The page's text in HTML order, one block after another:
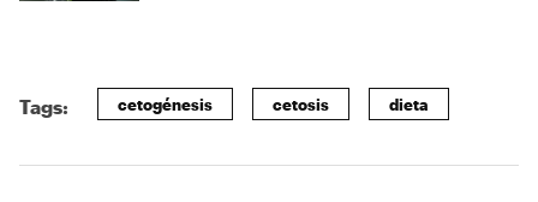
Tags: cetogénesis cetosis dieta